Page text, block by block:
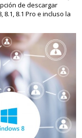
de descargar
8.1 Pro e incluso la